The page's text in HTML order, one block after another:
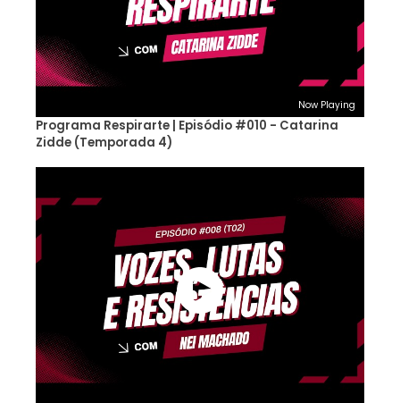
Now Playing
Programa Respirarte | Episódio #010 - Catarina
Zidde (Temporada 4)